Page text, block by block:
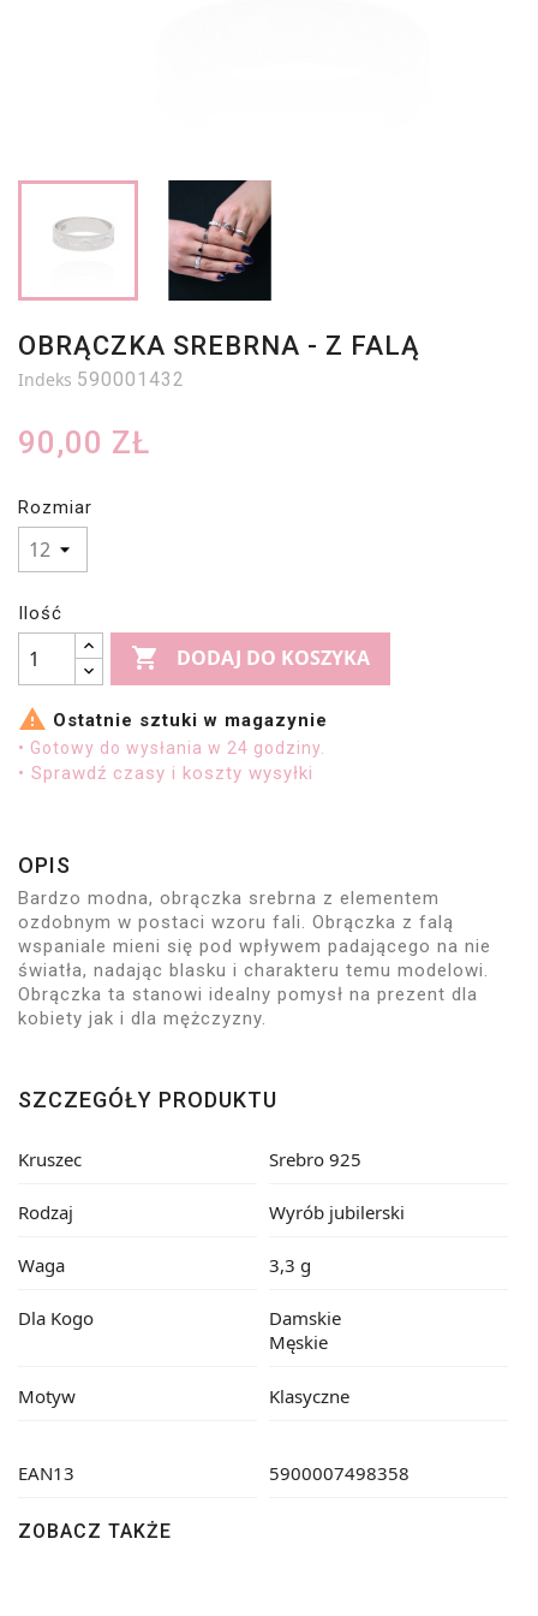
OBRĄCZKA SREBRNA - Z FALĄ
Indeks 590001432
90,00 ZŁ
Rozmiar
Ilość
 DODAJ DO KOSZYKA
 Ostatnie sztuki w magazynie
• Gotowy do wysłania w 24 godziny.
• Sprawdź czasy i koszty wysyłki
OPIS
Bardzo modna, obrączka srebrna z elementem
ozdobnym w postaci wzoru fali. Obrączka z falą
wspaniale mieni się pod wpływem padającego na nie
światła, nadając blasku i charakteru temu modelowi.
Obrączka ta stanowi idealny pomysł na prezent dla
kobiety jak i dla mężczyzny.
SZCZEGÓŁY PRODUKTU
Kruszec Srebro 925
Rodzaj Wyrób jubilerski
Waga 3,3 g
Dla Kogo
Damskie
Męskie
Motyw Klasyczne
EAN13 5900007498358
ZOBACZ TAKŻE